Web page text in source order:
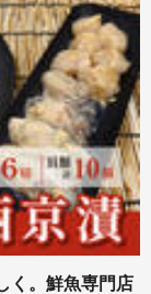
く。鮮魚専門店